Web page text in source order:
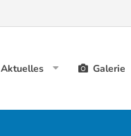
Aktuelles Galerie